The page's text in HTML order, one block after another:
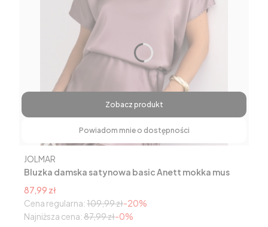
Zobacz produkt
Powiadom mnie o dostępności
Bluzka damska satynowa basic Anett mokka mus
Producent
JOLMAR
Cena promocyjna
87,99 zł
Cena regularna:109,99 zł-20%
Najniższa cena:87,99 zł-0%